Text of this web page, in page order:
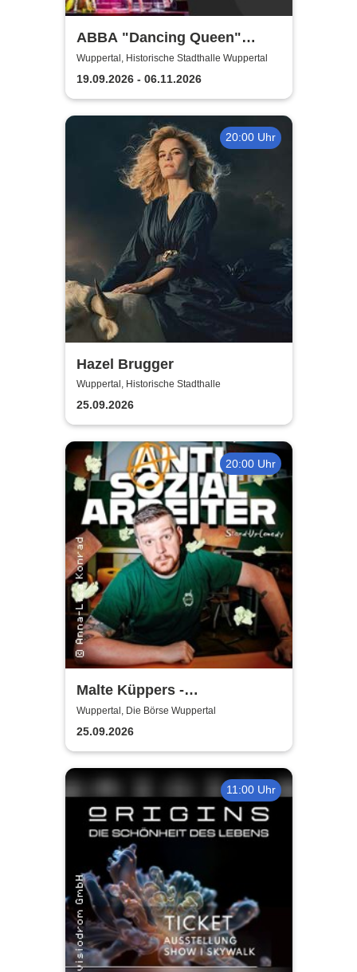
ABBA "Dancing Queen"
Show 2026
Wuppertal, Historische Stadthalle Wuppertal
19.09.2026 - 06.11.2026
20:00 Uhr
Hazel Brugger
Wuppertal, Historische Stadthalle
25.09.2026
20:00 Uhr
Malte Küppers -
Antisozialarbeiter
Wuppertal, Die Börse Wuppertal
25.09.2026
11:00 Uhr